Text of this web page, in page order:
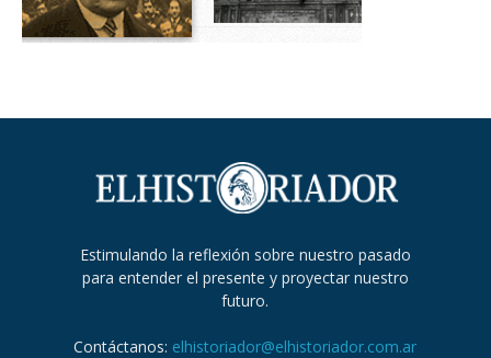
Estimulando la reflexión sobre nuestro pasado
para entender el presente y proyectar nuestro
futuro.
Contáctanos: elhistoriador@elhistoriador.com.ar